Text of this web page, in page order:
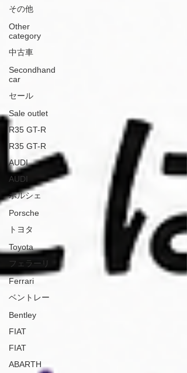
その他
Other
category
中古車
Secondhand
car
セール
Sale outlet
R35 GT-R
R35 GT-R
AUDI
AUDI
ポルシェ
Porsche
トヨタ
Toyota
フェラーリ
Ferrari
ベントレー
Bentley
FIAT
FIAT
ABARTH